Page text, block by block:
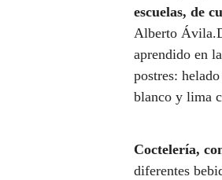
escuelas, de
Alberto
aprendido en
postres:
blanco y lima
Coctelería,
diferentes